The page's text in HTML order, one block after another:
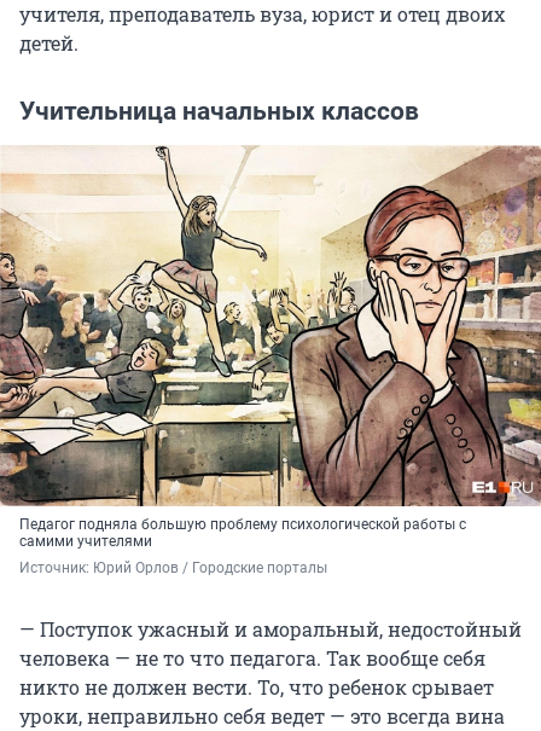
учителя, преподаватель вуза, юрист и отец двоих
детей.
Учительница начальных классов
Педагог подняла большую проблему психологической работы с
самими учителями
Источник: Юрий Орлов / Городские порталы
— Поступок ужасный и аморальный, недостойный
человека — не то что педагога. Так вообще себя
никто не должен вести. То, что ребенок срывает
уроки, неправильно себя ведет — это всегда вина